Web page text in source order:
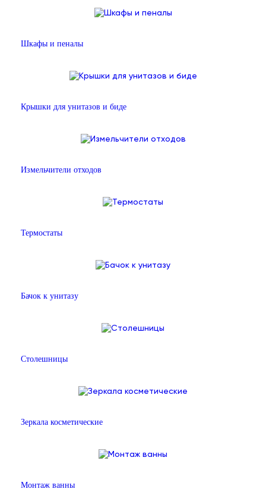
Шкафы и пеналы
Крышки для унитазов и биде
Измельчители отходов
Термостаты
Бачок к унитазу
Столешницы
Зеркала косметические
Монтаж ванны